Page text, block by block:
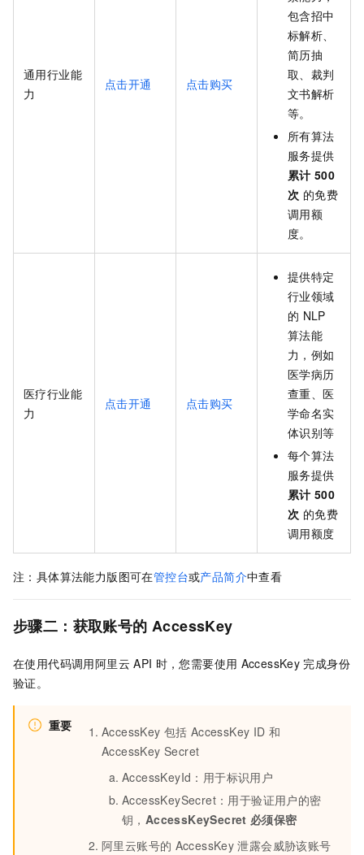
通用行业能
力
点击开通 点击购买
包含招中
标解析、
简历抽
取、裁判
文书解析
等。
所有算法
服务提供
累计 500
次 的免费
调用额
度。
医疗行业能
力
点击开通 点击购买
提供特定
行业领域
的 NLP
算法能
力，例如
医学病历
查重、医
学命名实
体识别等
每个算法
服务提供
累计 500
次 的免费
调用额度
注：具体算法能力版图可在管控台或产品简介中查看
步骤二：获取账号的 AccessKey
在使用代码调用阿里云 API 时，您需要使用 AccessKey 完成身份
验证。
重要 AccessKey 包括 AccessKey ID 和
AccessKey Secret
AccessKeyId：用于标识用户
AccessKeySecret：用于验证用户的密
钥， AccessKeySecret 必须保密
阿里云账号的 AccessKey 泄露会威胁该账号